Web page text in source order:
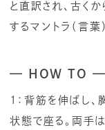
と直訳され、古く
するマントラ（言葉
— HOW TO —
1：背筋を伸ばし、
状態で座る。両手